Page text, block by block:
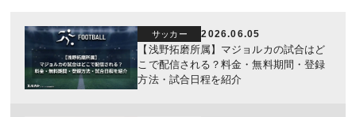
サッカー 2026.06.05
【浅野拓磨所属】マジョルカの試合はど
こで配信される？料金・無料期間・登録
方法・試合日程を紹介